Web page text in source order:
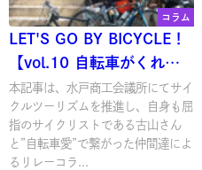
コラム
LET'S GO BY BICYCLE！
【vol.10 自転車がくれた
贈り物】
本記事は、水戸商工会議所にてサイ
クルツーリズムを推進し、自身も屈
指のサイクリストである古山さん
と”自転車愛”で繋がった仲間達によ
るリレーコラ...